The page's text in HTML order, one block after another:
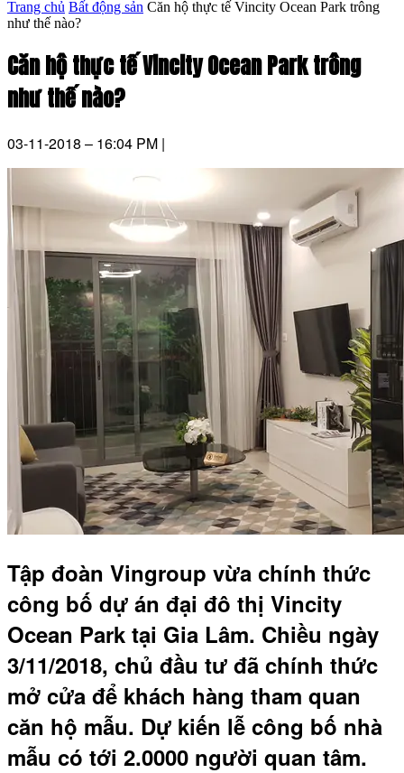
Trang chủ Bất động sản Căn hộ thực tế Vincity Ocean Park trông
như thế nào?
Căn hộ thực tế Vincity Ocean Park trông
như thế nào?
03-11-2018 – 16:04 PM |
Tập đoàn Vingroup vừa chính thức
công bố dự án đại đô thị Vincity
Ocean Park tại Gia Lâm. Chiều ngày
3/11/2018, chủ đầu tư đã chính thức
mở cửa để khách hàng tham quan
căn hộ mẫu. Dự kiến lễ công bố nhà
mẫu có tới 2.0000 người quan tâm.